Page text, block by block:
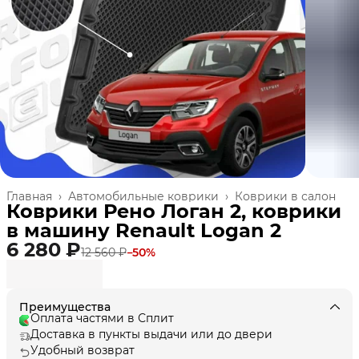
Коврики в салон
Автомобильные коврики ›
Главная ›
Коврики Рено Логан 2, коврики
в машину Renault Logan 2
6 280 ₽12 560 ₽−50%
Преимущества
Оплата частями в Сплит
Доставка в пункты выдачи или до двери
Удобный возврат